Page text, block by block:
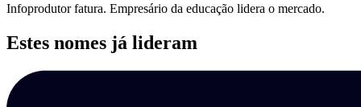
Infoprodutor fatura. Empresário da educação lidera o mercado.
Estes nomes já lideram